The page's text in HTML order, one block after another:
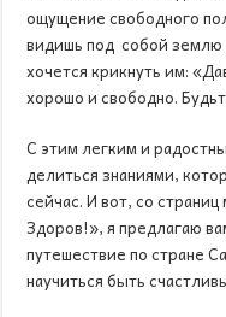
ощущение свободного
видишь под собой землю
хочется крикнуть им:
хорошо и свободно.
С этим легким и
делиться знаниями,
сейчас. И вот, со
Здоров!», я предлагаю
путешествие по стране
научиться быть